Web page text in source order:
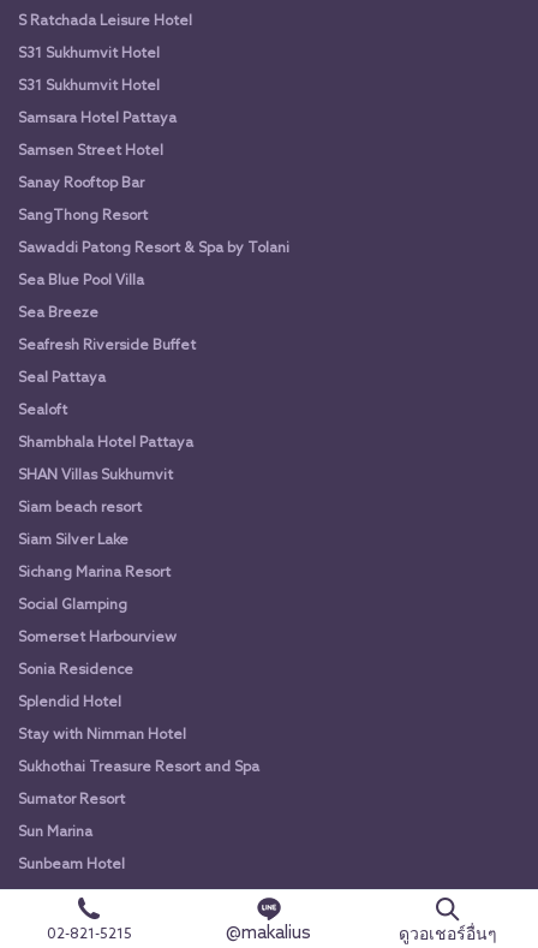
S Ratchada Leisure Hotel
S31 Sukhumvit Hotel
S31 Sukhumvit Hotel
Samsara Hotel Pattaya
Samsen Street Hotel
Sanay Rooftop Bar
SangThong Resort
Sawaddi Patong Resort & Spa by Tolani
Sea Blue Pool Villa
Sea Breeze
Seafresh Riverside Buffet
Seal Pattaya
Sealoft
Shambhala Hotel Pattaya
SHAN Villas Sukhumvit
Siam beach resort
Siam Silver Lake
Sichang Marina Resort
Social Glamping
Somerset Harbourview
Sonia Residence
Splendid Hotel
Stay with Nimman Hotel
Sukhothai Treasure Resort and Spa
Sumator Resort
Sun Marina
Sunbeam Hotel
Sunshine Garden Resort
Sunshine Hip Hotel
02-821-5215 @makalius ดูวอเชอร์อื่นๆ